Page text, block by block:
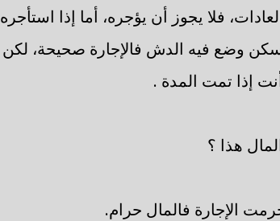
فلا يجوز أن يؤجره، أما إذا استأجره
سكن وضع فيه الدش فالإجارة صحيحة، لكن
إذا تمت المدة .
هذا ؟
الإجارة فالمال حرام.